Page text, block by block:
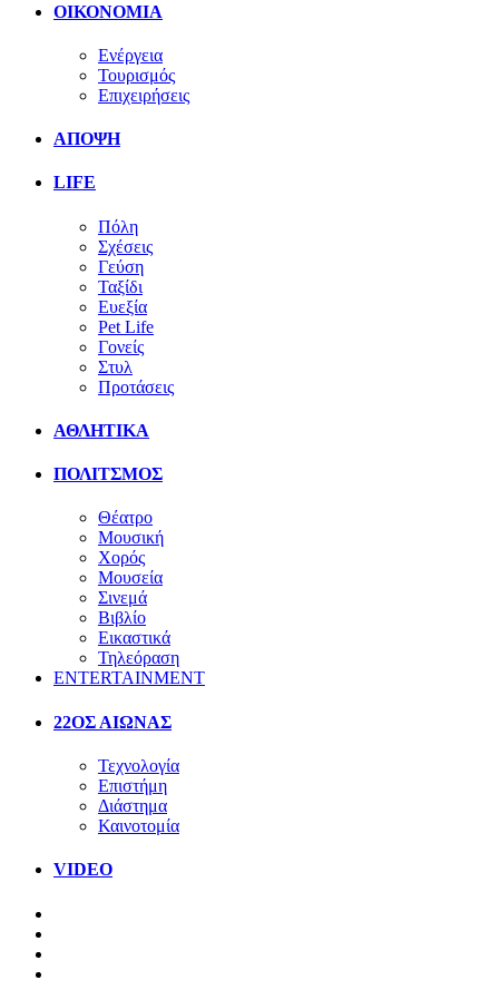
ΟΙΚΟΝΟΜΙΑ
Ενέργεια
Τουρισμός
Επιχειρήσεις
ΑΠΟΨΗ
LIFE
Πόλη
Σχέσεις
Γεύση
Ταξίδι
Ευεξία
Pet Life
Γονείς
Στυλ
Προτάσεις
ΑΘΛΗΤΙΚΑ
ΠΟΛΙΤΣΜΟΣ
Θέατρο
Μουσική
Χορός
Μουσεία
Σινεμά
Βιβλίο
Εικαστικά
Τηλεόραση
ENTERTAINMENT
22ΟΣ ΑΙΩΝΑΣ
Τεχνολογία
Επιστήμη
Διάστημα
Καινοτομία
VIDEO